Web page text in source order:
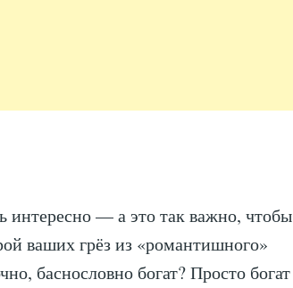
— а это так важно, чтобы
ваших грёз из «романтишного»
баснословно богат? Просто богат